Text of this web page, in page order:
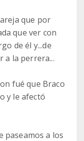
que por
que ver con
de él y...de
a la perrera...
fué que Braco
y le afectó
paseamos a los